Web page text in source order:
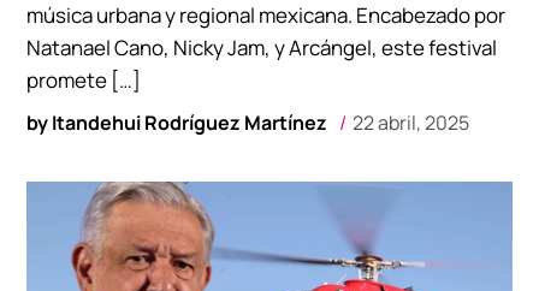
byItandehui Rodríguez Martínez 22 abril, 2025
música urbana y regional mexicana. Encabezado por
Natanael Cano, Nicky Jam, y Arcángel, este festival
promete […]